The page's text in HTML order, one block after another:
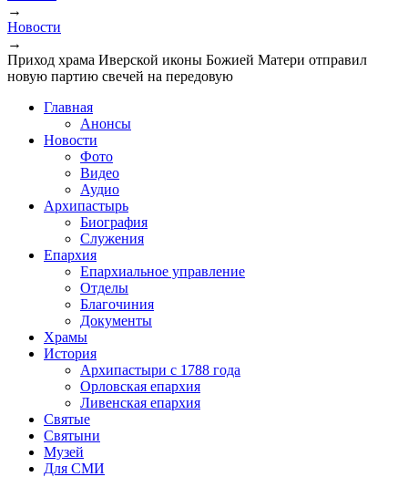
→
Новости
→
Приход храма Иверской иконы Божией Матери отправил
новую партию свечей на передовую
Главная
Анонсы
Новости
Фото
Видео
Аудио
Архипастырь
Биография
Служения
Епархия
Епархиальное управление
Отделы
Благочиния
Документы
Храмы
История
Архипастыри с 1788 года
Орловская епархия
Ливенская епархия
Святые
Святыни
Музей
Для СМИ